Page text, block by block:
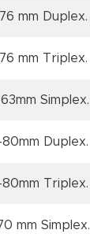
mm Duplex.
mm Triplex.
Simplex.
Duplex.
Triplex.
mm Simplex.